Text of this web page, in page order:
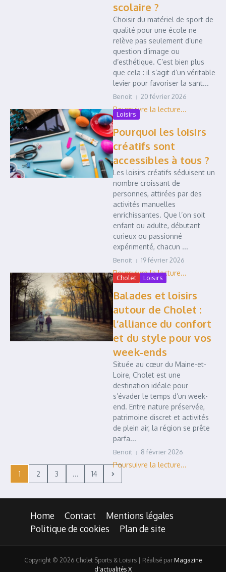
scolaire ?
Choisir du matériel de sport de
qualité pour une école ne
relève pas seulement d’une
question d’image ou
d’esthétique. C’est bien plus
que cela : il s’agit d’un véritable
levier pour favoriser la sant...
Benoit 20 février 2026
Loisirs
Pourquoi les loisirs
créatifs sont
accessibles à tous ?
Les loisirs créatifs séduisent un
nombre croissant de
personnes, attirées par des
activités manuelles
enrichissantes. Que l’on soit
enfant ou adulte, débutant
curieux ou passionné
expérimenté, chacun ...
Benoit 19 février 2026
Cholet Loisirs
Balades et loisirs
autour de Cholet :
l’alliance du confort
et du style pour vos
week-ends
Située au cœur du Maine-et-
Loire, Cholet est une
destination idéale pour
s’évader le temps d’un week-
end. Entre nature préservée,
patrimoine discret et activités
de plein air, la région se prête
parfa...
Benoit 8 février 2026
1 2 3 ... 14
Home Contact
Mentions légales
Politique de cookies
Plan de site
Copyright © 2026 Cholet Sports & Loisirs | Réalisé par Magazine
d'actualités X